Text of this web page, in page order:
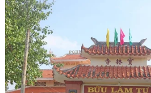
phục hồi kinh tế của Syria
03/08/2026 07:22
Tổng thống Mỹ: Các bên đạt bước
tiến hướng tới chấm dứt xung đột